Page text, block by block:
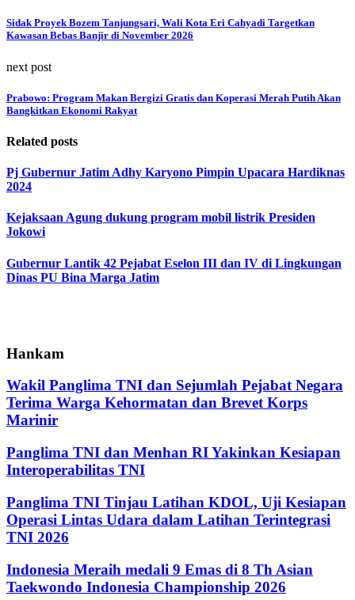
Sidak Proyek Bozem Tanjungsari, Wali Kota Eri Cahyadi Targetkan
Kawasan Bebas Banjir di November 2026
next post
Prabowo: Program Makan Bergizi Gratis dan Koperasi Merah Putih Akan
Bangkitkan Ekonomi Rakyat
Related posts
Pj Gubernur Jatim Adhy Karyono Pimpin Upacara Hardiknas
2024
Kejaksaan Agung dukung program mobil listrik Presiden
Jokowi
Gubernur Lantik 42 Pejabat Eselon III dan IV di Lingkungan
Dinas PU Bina Marga Jatim
Hankam
Wakil Panglima TNI dan Sejumlah Pejabat Negara
Terima Warga Kehormatan dan Brevet Korps
Marinir
Panglima TNI dan Menhan RI Yakinkan Kesiapan
Interoperabilitas TNI
Panglima TNI Tinjau Latihan KDOL, Uji Kesiapan
Operasi Lintas Udara dalam Latihan Terintegrasi
TNI 2026
Indonesia Meraih medali 9 Emas di 8 Th Asian
Taekwondo Indonesia Championship 2026